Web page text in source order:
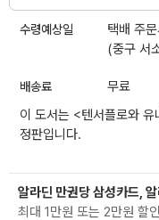
수령예상일
택배 주
(중구 서
배송료
무료
이 도서는 <텐서플로와
정판입니다.
알라딘 만권당 삼성카드,
최대 1만원 또는 2만원 할